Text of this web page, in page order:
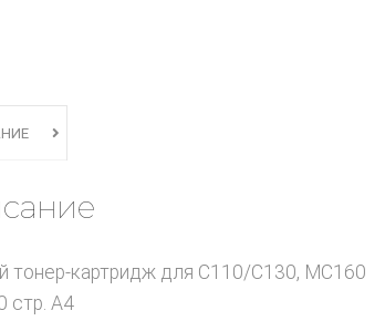
тонер-картридж для C110/C130, MC160
стр. A4